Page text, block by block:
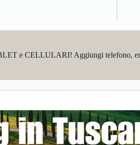
e CELLULARI! Aggiungi telefono,